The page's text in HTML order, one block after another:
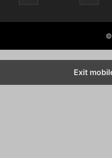
©
Exit